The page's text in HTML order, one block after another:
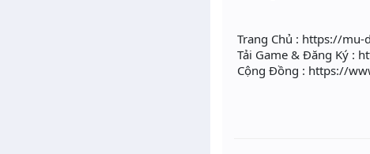
Trang Chủ : https://
Tải Game & Đăng Ký :
Cộng Đồng : https://